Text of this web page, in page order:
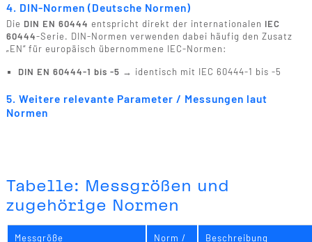
4. DIN-Normen (Deutsche Normen)
Die DIN EN 60444 entspricht direkt der internationalen IEC
60444-Serie. DIN-Normen verwenden dabei häufig den Zusatz
„EN“ für europäisch übernommene IEC-Normen:
DIN EN 60444-1 bis -5 → identisch mit IEC 60444-1 bis -5
5. Weitere relevante Parameter / Messungen laut
Normen
Tabelle: Messgrößen und
zugehörige Normen
Messgröße
Norm /
Beschreibung